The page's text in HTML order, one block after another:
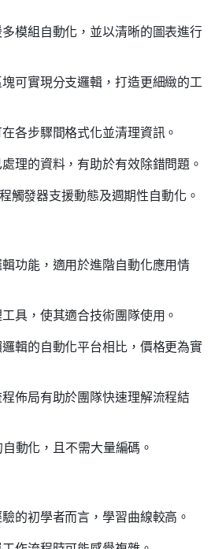
模組自動化，並以清晰的圖表進行
可實現分支邏輯，打造更細緻的工
各步驟間格式化並清理資訊。
理的資料，有助於有效除錯問題。
觸發器支援動態及週期性自動化。
功能，適用於進階自動化應用情
具，使其適合技術團隊使用。
輯的自動化平台相比，價格更為實
佈局有助於團隊快速理解流程結
動化，且不需大量編碼。
的初學者而言，學習曲線較高。